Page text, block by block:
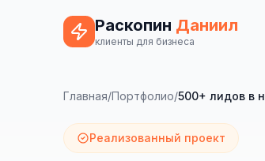
Раскопин Даниил
клиенты для бизнеса
Главная/Портфолио/500+ лидов в
Реализованный проект